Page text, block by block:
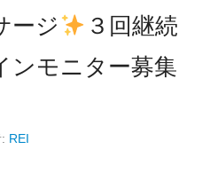
ージ
３回継続
ンモニター募集
REI